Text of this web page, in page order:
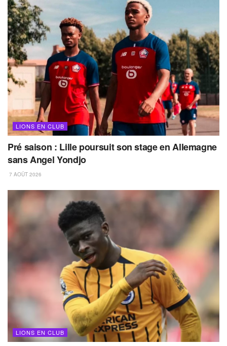
LIONS EN CLUB
Pré saison : Lille poursuit son stage en Allemagne
sans Angel Yondjo
7 AOÛT 2026
LIONS EN CLUB